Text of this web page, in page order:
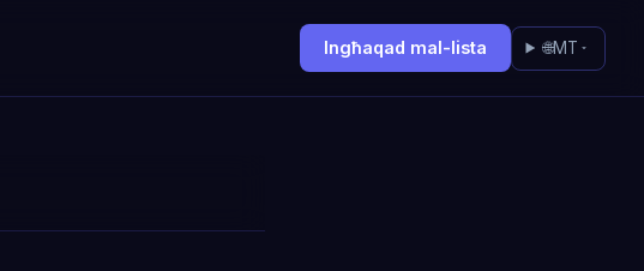
Ingħaqad mal-lista 🌐MT